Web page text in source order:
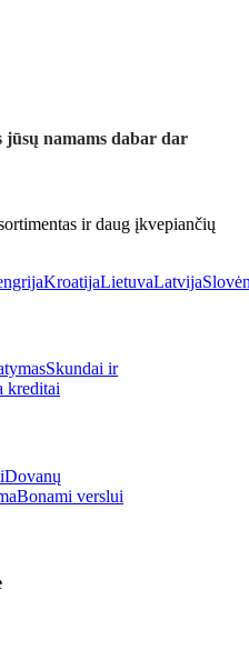
namams dabar dar
ir daug įkvepiančių
KroatijaLietuvaLatvija
Skundai ir
kreditai
Dovanų
Bonami verslui